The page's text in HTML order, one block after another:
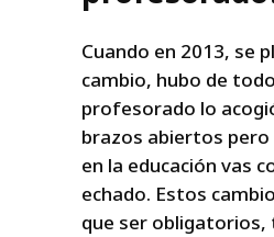
Cuando en 2013, se
cambio, hubo de
profesorado lo
brazos abiertos
en la educación vas
echado. Estos
que ser obligatorios,